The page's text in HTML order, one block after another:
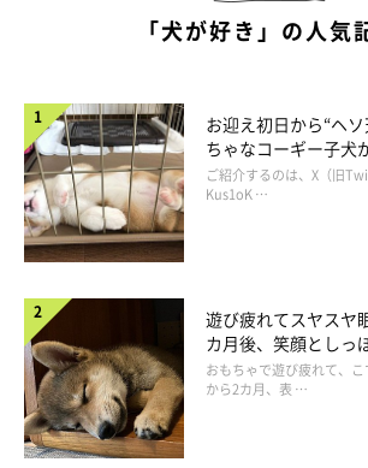
「犬が好き」の人気
お迎え初日から“ヘ
ちゃなコーギー子
コ“コーギースマイル
長！
ご紹介するのは、X（旧
Kus1oK …
遊び疲れてスヤスヤ
カ月後、笑顔としっ
成長！
おもちゃで遊び疲れて、
から2カ月、表 …